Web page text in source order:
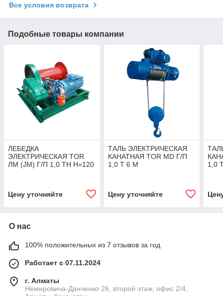
Все условия возврата
Подобные товары компании
ЛЕБЕДКА
ЭЛЕКТРИЧЕСКАЯ TOR
ЛМ (JM) Г/П 1,0 ТН Н=120
Цену уточняйте
ТАЛЬ ЭЛЕКТРИЧЕСКАЯ
КАНАТНАЯ TOR MD Г/П
1,0 Т 6 М
Цену уточняйте
1,0
О нас
100% положительных из 7 отзывов за год
Работает с 07.11.2024
г. Алматы
Немировича-Данченко 26, второй этаж, офис 2/4,